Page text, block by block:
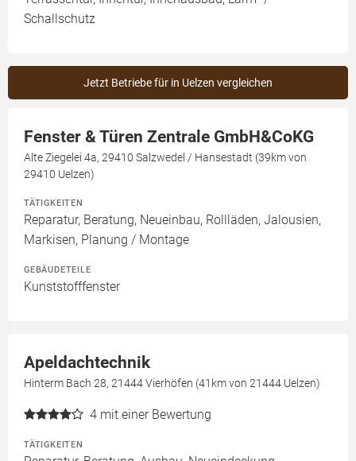
Schallschutz
Jetzt Betriebe für in Uelzen vergleichen
Fenster & Türen Zentrale GmbH&CoKG
Alte Ziegelei 4a, 29410 Salzwedel / Hansestadt (39km von
29410 Uelzen)
TÄTIGKEITEN
Reparatur, Beratung, Neueinbau, Rollläden, Jalousien,
Markisen, Planung / Montage
GEBÄUDETEILE
Kunststofffenster
Apeldachtechnik
Hinterm Bach 28, 21444 Vierhöfen (41km von 21444 Uelzen)
4 mit einer Bewertung
TÄTIGKEITEN